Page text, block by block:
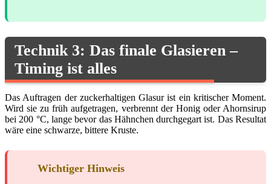
Technik 3: Das finale Glasieren –
Timing ist alles
Das Auftragen der zuckerhaltigen Glasur ist ein kritischer Moment.
Wird sie zu früh aufgetragen, verbrennt der Honig oder Ahornsirup
bei 200 °C, lange bevor das Hähnchen durchgegart ist. Das Resultat
wäre eine schwarze, bittere Kruste.
Wichtiger Hinweis